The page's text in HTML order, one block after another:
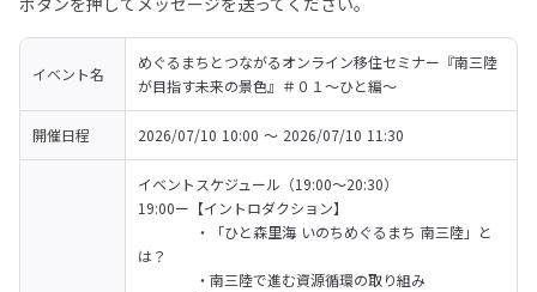
イベント名
めぐるまちとつながるオンライン移住セミナー『南三陸
が目指す未来の景色』＃０１～ひと編～
開催日程 2026/07/10 10:00 〜 2026/07/10 11:30
イベントスケジュール（19:00～20:30）
19:00ー【イントロダクション】
・「ひと森里海 いのちめぐるまち 南三陸」と
は？
・南三陸で進む資源循環の取り組み